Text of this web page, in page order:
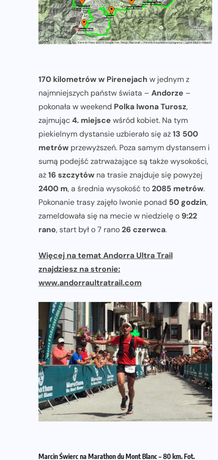
170 kilometrów w Pirenejach w jednym z
najmniejszych państw świata – Andorze –
pokonała w weekend Polka Iwona Turosz,
zajmując4. miejsce wśród kobiet. Na tym
piekielnym dystansie uzbierało się aż13 500
metrów przewyższeń. Poza samym dystansem i
sumą podejść zatrważające są także wysokości,
aż16 szczytów na trasie znajduje się powyżej
2400 m, a średnia wysokość to2085 metrów.
Pokonanie trasy zajęło Iwonie ponad 50 godzin,
zameldowała się na mecie w niedzielę o 9:22
rano, start był o 7 rano26 czerwca.
Więcej na temat Andorra Ultra Trail
znajdziesz na stronie:
www.andorraultratrail.com
Marcin Świerc na Marathon du Mont Blanc – 80 km. Fot.